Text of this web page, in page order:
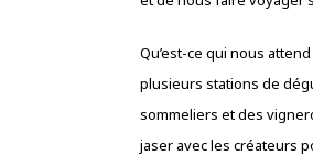
Qu’est-ce qui nous
plusieurs stations de
sommeliers et des
jaser avec les créateurs